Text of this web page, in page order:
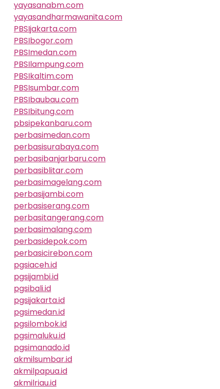
yayasanabm.com
yayasandharmawanita.com
PBSIjakarta.com
PBSIbogor.com
PBSImedan.com
PBSIlampung.com
PBSIkaltim.com
PBSIsumbar.com
PBSIbaubau.com
PBSIbitung.com
pbsipekanbaru.com
perbasimedan.com
perbasisurabaya.com
perbasibanjarbaru.com
perbasiblitar.com
perbasimagelang.com
perbasijambi.com
perbasiserang.com
perbasitangerang.com
perbasimalang.com
perbasidepok.com
perbasicirebon.com
pgsiaceh.id
pgsijambi.id
pgsibali.id
pgsijakarta.id
pgsimedan.id
pgsilombok.id
pgsimaluku.id
pgsimanado.id
akmilsumbar.id
akmilpapua.id
akmilriau.id